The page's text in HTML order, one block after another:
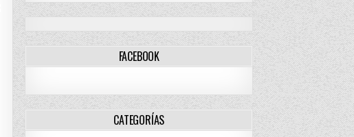
FACEBOOK
CATEGORÍAS